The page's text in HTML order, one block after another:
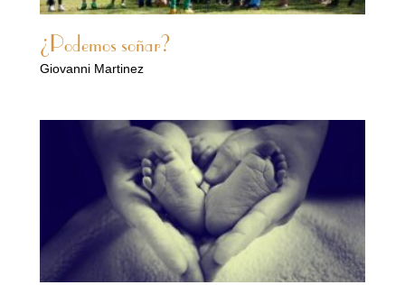
¿Podemos soñar?
Giovanni Martinez